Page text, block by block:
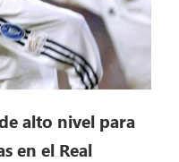
alto nivel para
en el Real